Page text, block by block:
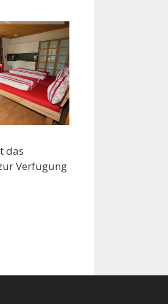
das
Verfügung